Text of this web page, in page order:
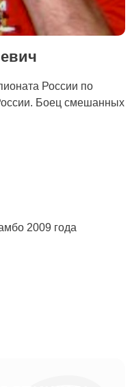
России по
Боец смешанных
2009 года